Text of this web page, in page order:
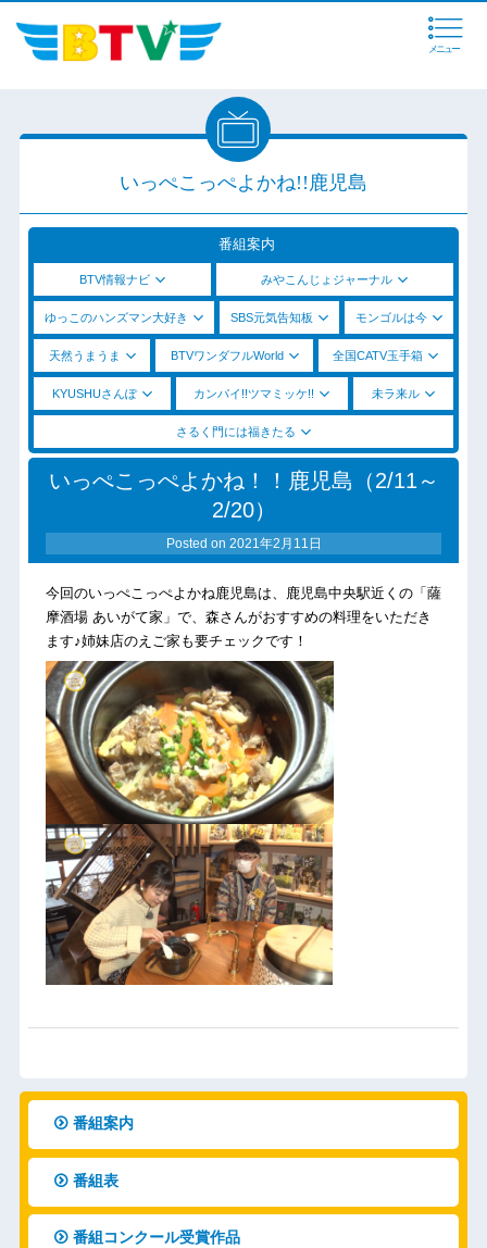
メニュー
いっぺこっぺよかね!!鹿児島
番組案内
BTV情報ナビ みやこんじょジャーナル
ゆっこのハンズマン大好き SBS元気告知板 モンゴルは今
天然うまうま BTVワンダフルWorld 全国CATV玉手箱
KYUSHUさんぽ カンパイ!!ツマミッケ!! 未ラ来ル
さるく門には福きたる
いっぺこっぺよかね！！鹿児島（2/11～
2/20）
Posted on 2021年2月11日
今回のいっぺこっぺよかね鹿児島は、鹿児島中央駅近くの「薩
摩酒場 あいがて家」で、森さんがおすすめの料理をいただき
ます♪姉妹店のえご家も要チェックです！
番組案内
番組表
番組コンクール受賞作品